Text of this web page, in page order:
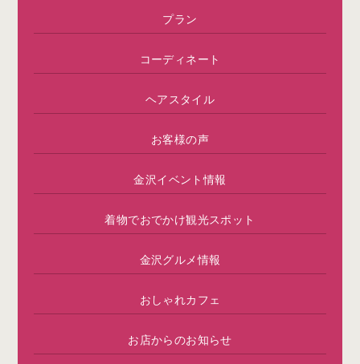
プラン
コーディネート
ヘアスタイル
お客様の声
金沢イベント情報
着物でおでかけ観光スポット
金沢グルメ情報
おしゃれカフェ
お店からのお知らせ